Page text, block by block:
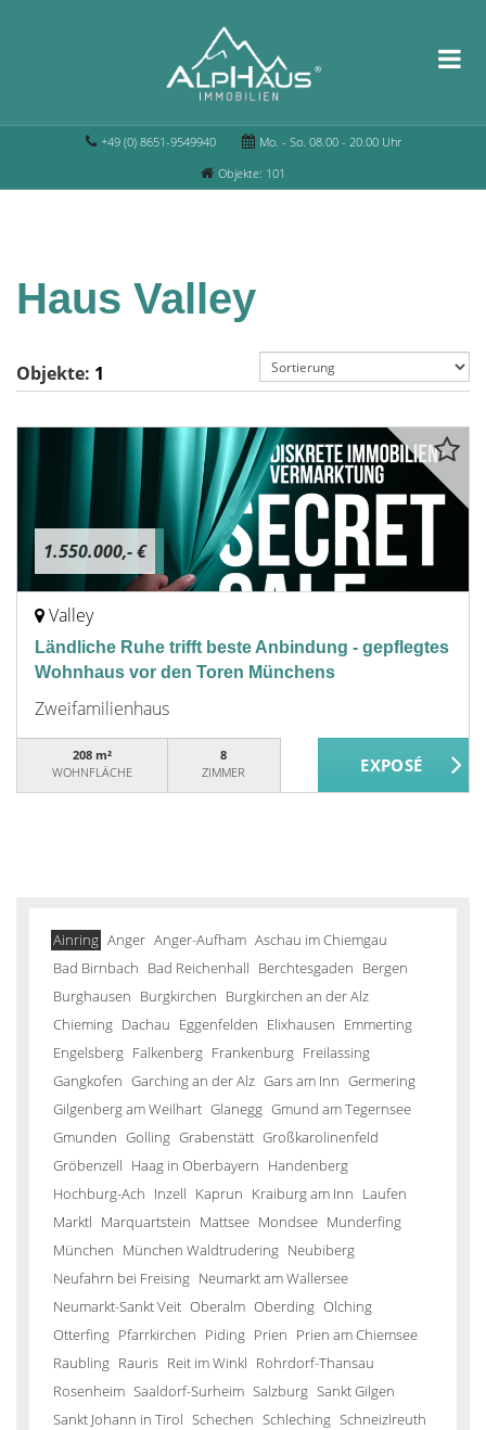
+49 (0) 8651-9549940
Mo. - So. 08.00 - 20.00 Uhr
Objekte: 101
Haus Valley
Objekte: 1
1.550.000,- €
Valley
Ländliche Ruhe trifft beste Anbindung - gepflegtes
Wohnhaus vor den Toren Münchens
Zweifamilienhaus
208 m²
WOHNFLÄCHE
8
ZIMMER
Ainring Anger Anger-Aufham Aschau im Chiemgau
Bad Birnbach Bad Reichenhall Berchtesgaden Bergen
Burghausen Burgkirchen Burgkirchen an der Alz
Chieming Dachau Eggenfelden Elixhausen Emmerting
Engelsberg Falkenberg Frankenburg Freilassing
Gangkofen Garching an der Alz Gars am Inn Germering
Gilgenberg am Weilhart Glanegg Gmund am Tegernsee
Gmunden Golling Grabenstätt Großkarolinenfeld
Gröbenzell Haag in Oberbayern Handenberg
Hochburg-Ach Inzell Kaprun Kraiburg am Inn Laufen
Marktl Marquartstein Mattsee Mondsee Munderfing
München München Waldtrudering Neubiberg
Neufahrn bei Freising Neumarkt am Wallersee
Neumarkt-Sankt Veit Oberalm Oberding Olching
Otterfing Pfarrkirchen Piding Prien Prien am Chiemsee
Raubling Rauris Reit im Winkl Rohrdorf-Thansau
Rosenheim Saaldorf-Surheim Salzburg Sankt Gilgen
Sankt Johann in Tirol Schechen Schleching Schneizlreuth